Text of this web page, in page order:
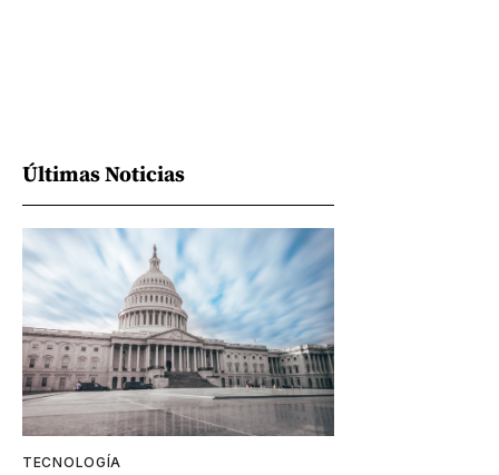
Últimas Noticias
TECNOLOGÍA